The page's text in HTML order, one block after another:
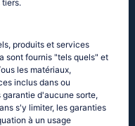
tiers.
produits et services
sont fournis "tels quels" et
les matériaux,
inclus dans ou
d'aucune sorte,
s'y limiter, les garanties
à un usage